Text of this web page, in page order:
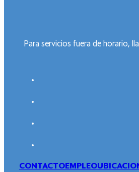
Para servicios fuera de horario,
CONTACTOEMPLEO